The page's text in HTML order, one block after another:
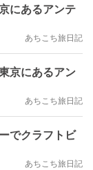
にあるアンテ
あちこち旅日記
京にあるアン
あちこち旅日記
でクラフトビ
あちこち旅日記